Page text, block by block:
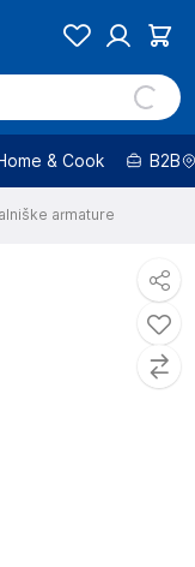
& Cook B2B
armature